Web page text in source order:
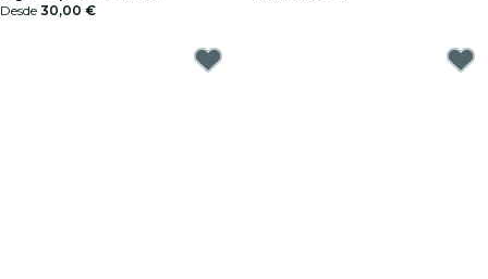
Desde 30,00 €